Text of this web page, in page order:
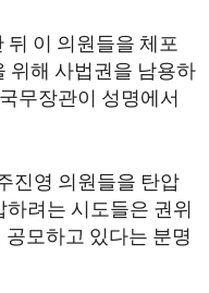
뒤 이 의원들을 체포
위해 사법권을 남용하
무장관이 성명에서
진영 의원들을 탄압
려는 시도들은 권위
모하고 있다는 분명